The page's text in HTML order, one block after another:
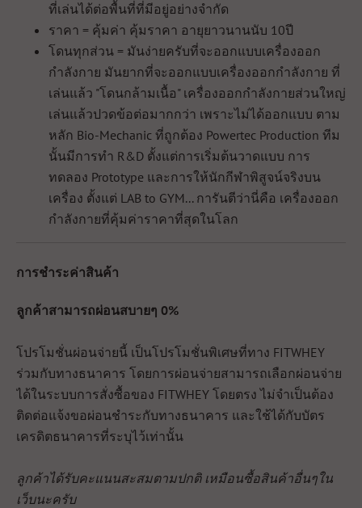
ที่เล่นได้ต่อพื้นที่ที่มีอยู่อย่างจำกัด
ราคา = คุ้มค่า คุ้มราคา อายุยาวนานนับ 10ปี
โดนทุกส่วน = มันง่ายครับที่จะออกแบบเครื่องออก
กำลังกาย มันยากที่จะออกแบบเครื่องออกกำลังกาย ที่
เล่นแล้ว "โดนกล้ามเนื้อ" เครื่องออกกำลังกายส่วนใหญ่
เล่นแล้วปวดข้อต่อมากกว่า เพราะไม่ได้ออกแบบ ตาม
หลัก Bio-Mechanic ที่ถูกต้อง Powertec Production ทีม
นั้นมีการทำ R&D ตั้งแต่การเริ่มต้นวาดแบบ การ
ทดลอง Prototype และการให้นักกีฬาพิสูจน์จริงบน
เครื่อง ตั้งแต่ LAB to GYM... การันตีว่านี่คือ เครื่องออก
กำลังกายที่คุ้มค่าราคาที่สุดในโลก
การชำระค่าสินค้า
ลูกค้าสามารถผ่อนสบายๆ 0%
โปรโมชั่นผ่อนจ่ายนี้ เป็นโปรโมชั่นพิเศษที่ทาง FITWHEY
ร่วมกับทางธนาคาร โดยการผ่อนจ่ายสามารถเลือกผ่อนจ่าย
ได้ในระบบการสั่งซื้อของ FITWHEY โดยตรง ไม่จำเป็นต้อง
ติดต่อแจ้งขอผ่อนชำระกับทางธนาคาร และใช้ได้กับบัตร
เครดิตธนาคารที่ระบุไว้เท่านั้น
ลูกค้าได้รับคะแนนสะสมตามปกติ เหมือนซื้อสินค้าอื่นๆใน
เว็บนะครับ